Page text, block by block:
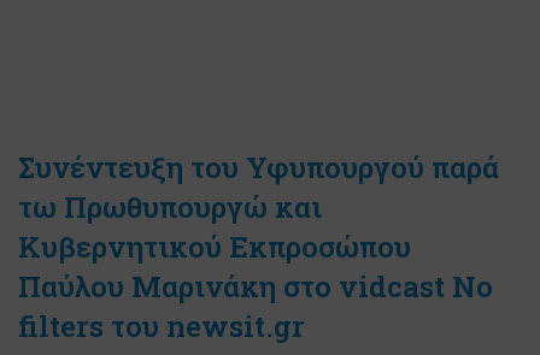
Συνέντευξη του Υφυπουργού παρά
τω Πρωθυπουργώ και
Κυβερνητικού Εκπροσώπου
Παύλου Μαρινάκη στο vidcast No
filters του newsit.gr